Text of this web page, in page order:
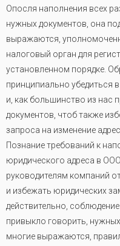
Опосля наполнения всех
нужных документов, она
выражаются,
налоговый орган для
установленном порядке.
принципиально убедиться
и, как большинство из нас
документов, чтоб также
запроса на изменение
Познание требований к
юридического адреса в
руководителям компаний
и избежать юридических
действительно,
привыкло говорить,
многие выражаются,